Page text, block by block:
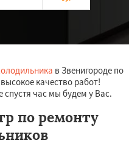
в Звенигороде по
качество работ!
час мы будем у Вас.
по ремонту